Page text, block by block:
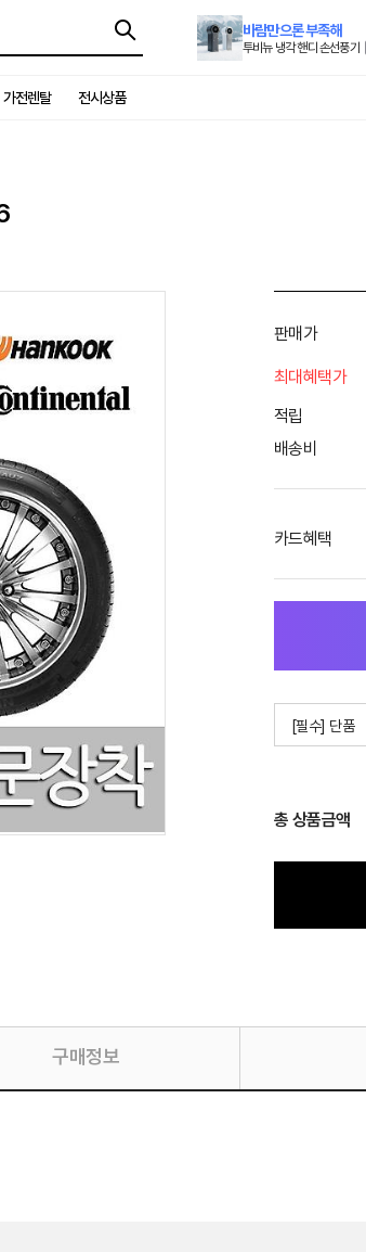
바람만으론 부족해
투비뉴 냉각 핸디 손선풍기
가전렌탈 전시상품
판매가
최대혜택가
적립
배송비
카드혜택
[필수] 단품
총 상품금액
구매정보